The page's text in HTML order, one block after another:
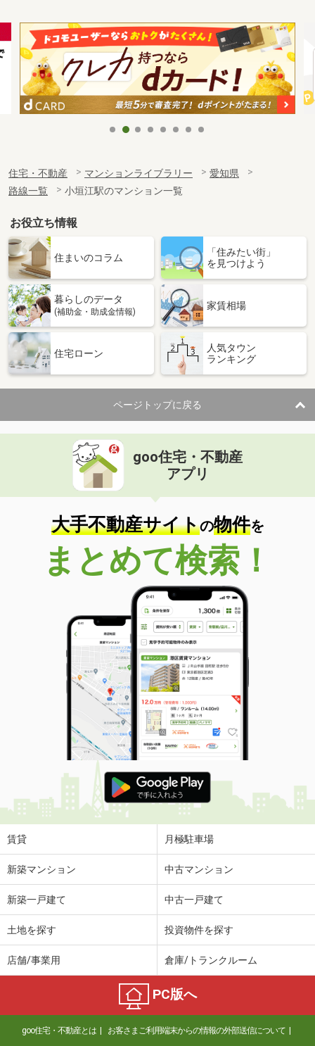
住宅・不動産 マンションライブラリー
愛知県
路線一覧
小垣江駅のマンション一覧
お役立ち情報
住まいのコラム
「住みたい街」
を見つけよう
暮らしのデータ
(補助金・助成金情報)
家賃相場
住宅ローン
人気タウン
ランキング
ページトップに戻る
goo住宅・不動産
アプリ
大手不動産サイトの物件を
まとめて検索！
賃貸 月極駐車場
新築マンション 中古マンション
新築一戸建て 中古一戸建て
土地を探す 投資物件を探す
店舗/事業用 倉庫/トランクルーム
PC版へ
goo住宅・不動産とは お客さまご利用端末からの情報の外部送信について